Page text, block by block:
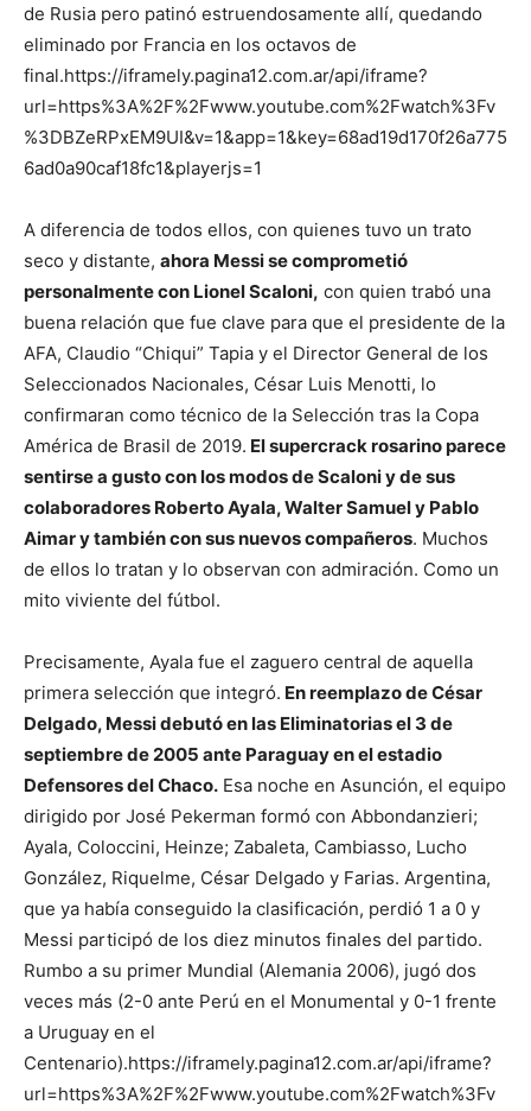
de Rusia pero patinó estruendosamente allí, quedando
eliminado por Francia en los octavos de
final.https://iframely.pagina12.com.ar/api/iframe?
url=https%3A%2F%2Fwww.youtube.com%2Fwatch%3Fv
%3DBZeRPxEM9UI&v=1&app=1&key=68ad19d170f26a775
6ad0a90caf18fc1&playerjs=1
A diferencia de todos ellos, con quienes tuvo un trato
seco y distante, ahora Messi se comprometió
personalmente con Lionel Scaloni, con quien trabó una
buena relación que fue clave para que el presidente de la
AFA, Claudio “Chiqui” Tapia y el Director General de los
Seleccionados Nacionales, César Luis Menotti, lo
confirmaran como técnico de la Selección tras la Copa
América de Brasil de 2019. El supercrack rosarino parece
sentirse a gusto con los modos de Scaloni y de sus
colaboradores Roberto Ayala, Walter Samuel y Pablo
Aimar y también con sus nuevos compañeros. Muchos
de ellos lo tratan y lo observan con admiración. Como un
mito viviente del fútbol.
Precisamente, Ayala fue el zaguero central de aquella
primera selección que integró. En reemplazo de César
Delgado, Messi debutó en las Eliminatorias el 3 de
septiembre de 2005 ante Paraguay en el estadio
Defensores del Chaco. Esa noche en Asunción, el equipo
dirigido por José Pekerman formó con Abbondanzieri;
Ayala, Coloccini, Heinze; Zabaleta, Cambiasso, Lucho
González, Riquelme, César Delgado y Farias. Argentina,
que ya había conseguido la clasificación, perdió 1 a 0 y
Messi participó de los diez minutos finales del partido.
Rumbo a su primer Mundial (Alemania 2006), jugó dos
veces más (2-0 ante Perú en el Monumental y 0-1 frente
a Uruguay en el
Centenario).https://iframely.pagina12.com.ar/api/iframe?
url=https%3A%2F%2Fwww.youtube.com%2Fwatch%3Fv